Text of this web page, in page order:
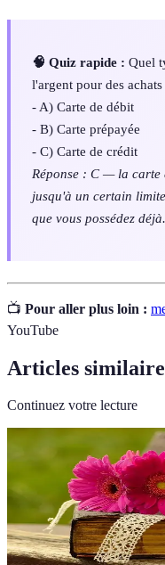
🧠 Quiz rapide : Quel
l'argent pour des achats
- A) Carte de débit
- B) Carte prépayée
- C) Carte de crédit
Réponse : C — la carte
jusqu'à un certain
que vous possédez déjà.
📺 Pour aller plus loin :
YouTube
Articles
Continuez votre lecture